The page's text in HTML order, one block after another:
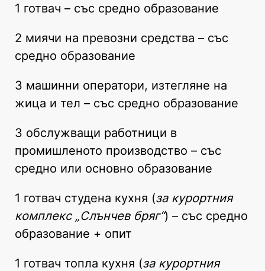
1 готвач – със средно образование
2 миячи на превозни средства – със
средно образование
3 машинни оператори, изтегляне на
жица и тел – със средно образование
3 обслужващи работници в
промишленото производство – със
средно или основно образование
1 готвач студена кухня (за курортния
комплекс „Слънчев бряг“) – със средно
образование + опит
1 готвач топла кухня (за курортния